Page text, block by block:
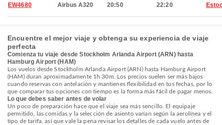
EW4680 Airbus A320 20:50 22:20
Encuentre el mejor viaje y obtenga su experiencia de viaje
perfecta
Comienza tu viaje desde Stockholm Arlanda Airport (ARN) hasta
Hamburg Airport (HAM)
Los vuelos desde Stockholm Arlanda Airport (ARN) hasta Hamburg Airport
(HAM) duran aproximadamente 1h 30m. Los precios suelen ser más bajos
cuando reservas con antelación y mantienes flexibilidad en tus fechas, por lo
que comparar tus opciones con tiempo es la forma más fácil de pagar menos.
Lo que debes saber antes de volar
Un poco de preparación hace que el viaje sea más sencillo. El equipaje
permitido, las comidas y la selección de asiento varían según la aerolínea y el
tipo de tarifa, así que vale la pena revisar los detalles de cada vuelo antes de